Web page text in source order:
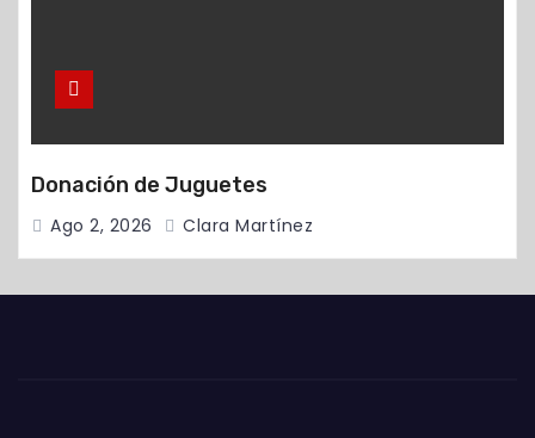
Donación de Juguetes
Ago 2, 2026 Clara Martínez